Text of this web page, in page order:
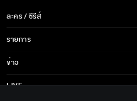
ละคร / ซีรีส์
ละคร/ซีรีส์
ซีรีส์นานาชาติ
การ์ตูน & เกม
รายการ
รายการทั้งหมด
ข่าว
ข่าวทั้งหมด
LIVE